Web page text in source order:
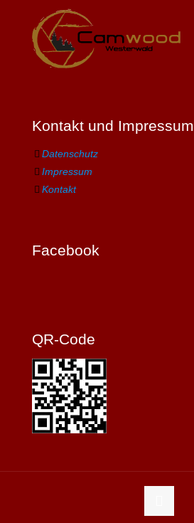
Kontakt und Impressum
Datenschutz
Impressum
Kontakt
Facebook
QR-Code